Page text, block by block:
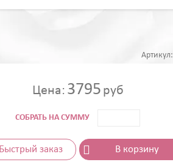
Артикул:
Цена: 3795 руб
СОБРАТЬ НА СУММУ
Быстрый заказ В корзину